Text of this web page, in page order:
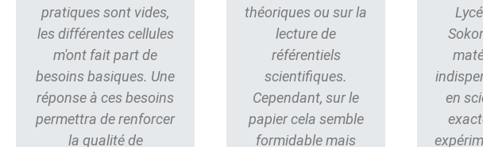
pratiques sont vides,
les différentes cellules
m'ont fait part de
besoins basiques. Une
réponse à ces besoins
permettra de renforcer
la qualité de
théoriques ou sur la
lecture de
référentiels
scientifiques.
Cependant, sur le
papier cela semble
formidable mais
en